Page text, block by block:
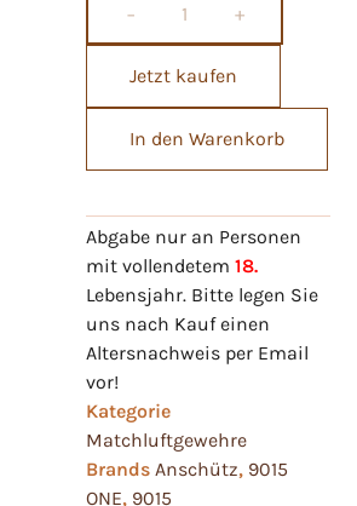
− +
Jetzt kaufen
In den Warenkorb
Abgabe nur an Personen
mit vollendetem 18.
Lebensjahr. Bitte legen Sie
uns nach Kauf einen
Altersnachweis per Email
vor!
Kategorie
Matchluftgewehre
Brands Anschütz, 9015
ONE, 9015